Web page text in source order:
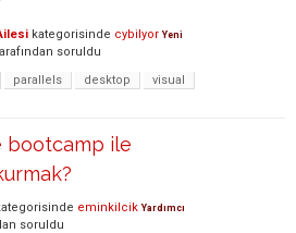
kategorisinde cybilyor Yeni
soruldu
parallels desktop
visual
bootcamp ile
eminkilcik Yardımcı
soruldu